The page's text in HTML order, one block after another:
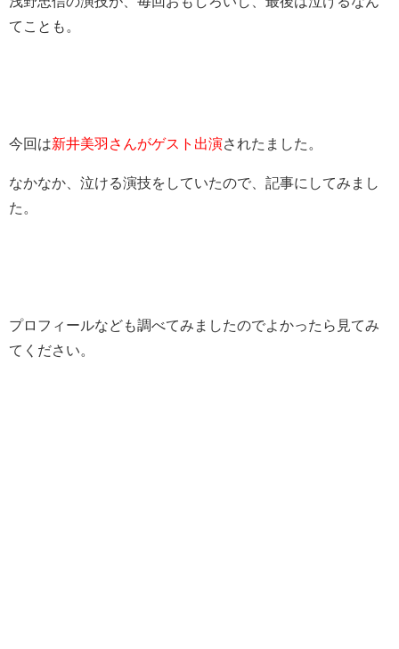
てことも。
今回は新井美羽さんがゲスト出演されたました。
なかなか、泣ける演技をしていたので、記事にしてみまし
た。
プロフィールなども調べてみましたのでよかったら見てみ
てください。